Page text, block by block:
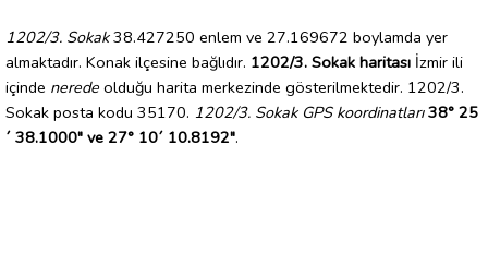
1202/3. Sokak38.427250 enlem ve 27.169672 boylamda yer
almaktadır. Konak ilçesine bağlıdır. 1202/3. Sokak haritası İzmir ili
içinde nerede olduğu harita merkezinde gösterilmektedir. 1202/3.
Sokak posta kodu 35170. 1202/3. Sokak GPS koordinatları 38° 25
´ 38.1000" ve 27° 10´ 10.8192".